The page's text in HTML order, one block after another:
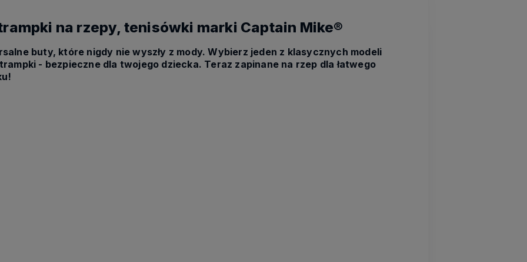
na rzepy, tenisówki marki Captain Mike®
buty, które nigdy nie wyszły z mody. Wybierz jeden z klasycznych modeli
- bezpieczne dla twojego dziecka. Teraz zapinane na rzep dla łatwego